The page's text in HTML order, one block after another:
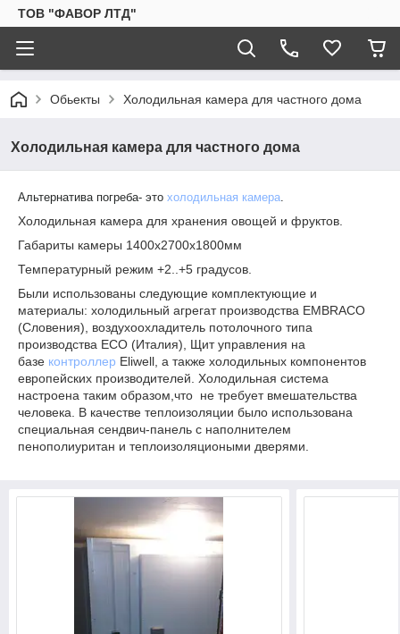
ТОВ "ФАВОР ЛТД"
Обьекты Холодильная камера для частного дома
Холодильная камера для частного дома
Альтернатива погреба- это холодильная камера.
Холодильная камера для хранения овощей и фруктов.
Габариты камеры 1400х2700х1800мм
Температурный режим +2..+5 градусов.
Были использованы следующие комплектующие и
материалы: холодильный агрегат производства EMBRACO
(Словения), воздухоохладитель потолочного типа
производства ЕСО (Италия), Щит управления на
базе контроллер Eliwell, а также холодильных компонентов
европейских производителей. Холодильная система
настроена таким образом,что не требует вмешательства
человека. В качестве теплоизоляции было использована
специальная сендвич-панель с наполнителем
пенополиуритан и теплоизоляциоными дверями.